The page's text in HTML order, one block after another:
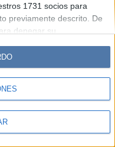
1731 socios para
previamente descrito. De
denegar su
su consentimiento.
de sus datos
pero usted
Sus
en cualquier